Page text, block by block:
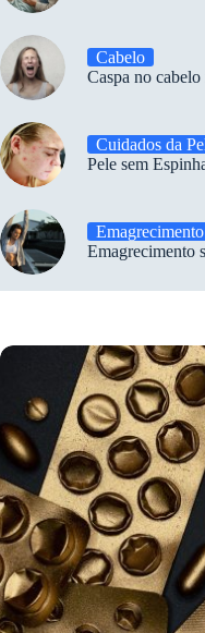
Cabelo
Caspa no
Cuidados da
Pele sem
Emagrecimento